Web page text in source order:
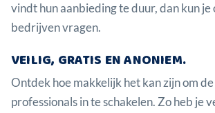
vindt hun aanbieding te duur, dan kun je
bedrijven vragen.
VEILIG, GRATIS EN ANONIEM.
Ontdek hoe makkelijk het kan zijn om
professionals in te schakelen. Zo heb je